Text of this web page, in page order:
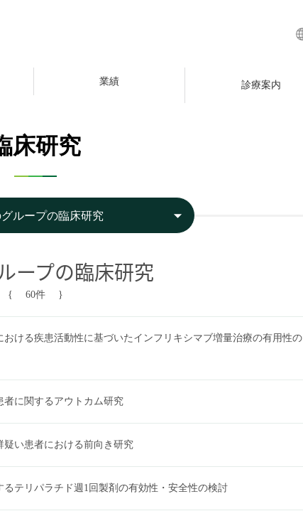
業績 診療案内
床研究
ループの臨床研究 arrow_drop_down
ープの臨床研究
{ 60件 }
ける疾患活動性に基づいたインフリキシマブ増量治療の有用性の
者に関するアウトカム研究
い患者における前向き研究
テリパラチド週1回製剤の有効性・安全性の検討